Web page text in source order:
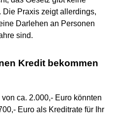
Die Praxis zeigt allerdings,
Darlehen an Personen
sind.
Kredit bekommen
ca. 2.000,- Euro könnten
Euro als Kreditrate für Ihr